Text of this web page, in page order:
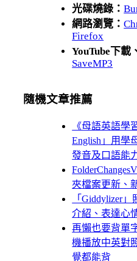
光碟燒錄：
網路瀏覽：
Firefox
YouTube下載
SaveMP3
隨機文章推薦
《母語英語學
English」用學
發音及口語能
夾檔案更新、
「Giddylizer
介紹、表達心
再懶也要背單
機播放中英對
覺都能背